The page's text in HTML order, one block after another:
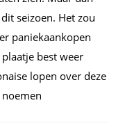
seizoen. Het zou
paniekaankopen
best weer
lopen over deze